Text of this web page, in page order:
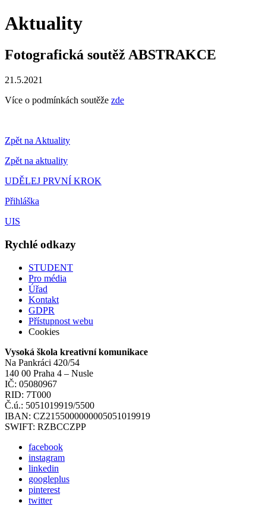
Aktuality
Fotografická soutěž ABSTRAKCE
21.5.2021
Více o podmínkách soutěže zde
Zpět na Aktuality
Zpět na aktuality
UDĚLEJ PRVNÍ KROK
Přihláška
UIS
Rychlé odkazy
STUDENT
Pro média
Úřad
Kontakt
GDPR
Přístupnost webu
Cookies
Vysoká škola kreativní komunikace
Na Pankráci 420/54
140 00 Praha 4 – Nusle
IČ: 05080967
RID: 7T000
Č.ú.: 5051019919/5500
IBAN: CZ2155000000005051019919
SWIFT: RZBCCZPP
facebook
instagram
linkedin
googleplus
pinterest
twitter